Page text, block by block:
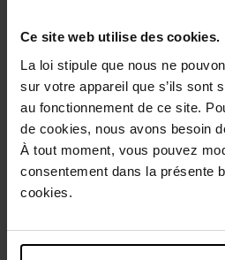
Ce site web utilise des cookies.
La loi stipule que nous ne
sur votre appareil que s’ils sont
au fonctionnement de ce site.
de cookies, nous avons besoin
À tout moment, vous pouvez
consentement dans la présente
cookies.
Nog iets